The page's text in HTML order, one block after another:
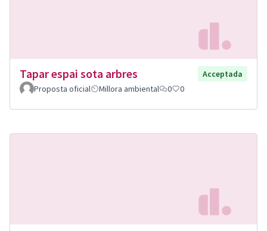
Tapar espai sota arbres
Acceptada
Proposta oficial
Millora ambiental 0 0